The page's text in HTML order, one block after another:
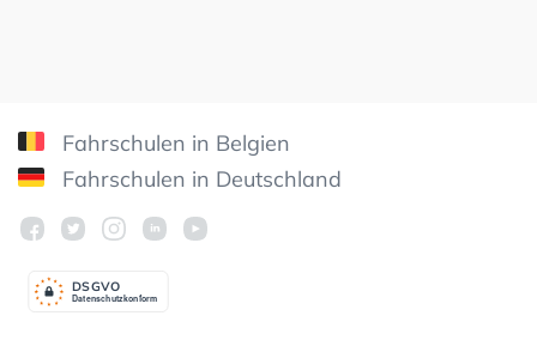
Fahrschulen in Belgien
Fahrschulen in Deutschland
Datenschutzkonform
DSGVO